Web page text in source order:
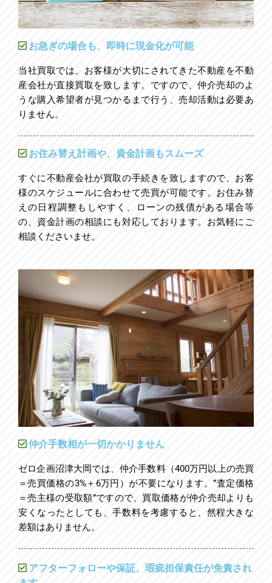
お急ぎの場合も、即時に現金化が可能
当社買取では、お客様が大切にされてきた不動産を不動
産会社が直接買取を致します。ですので、仲介売却のよ
うな購入希望者が見つかるまで行う、売却活動は必要あ
りません。
お住み替え計画や、資金計画もスムーズ
すぐに不動産会社が買取の手続きを致しますので、お客
様のスケジュールに合わせて売買が可能です。お住み替
えの日程調整もしやすく、ローンの残債がある場合等
の、資金計画の相談にも対応しております。お気軽にご
相談くださいませ。
仲介手数相が一切かかりません
ゼロ企画沼津大岡では、仲介手数料（400万円以上の売買
＝売買価格の3%＋6万円）が不要になります。”査定価格
＝売主様の受取額”ですので、買取価格が仲介売却よりも
安くなったとしても、手数料を考慮すると、然程大きな
差額はありません。
アフターフォローや保証、瑕疵担保責任が免責され